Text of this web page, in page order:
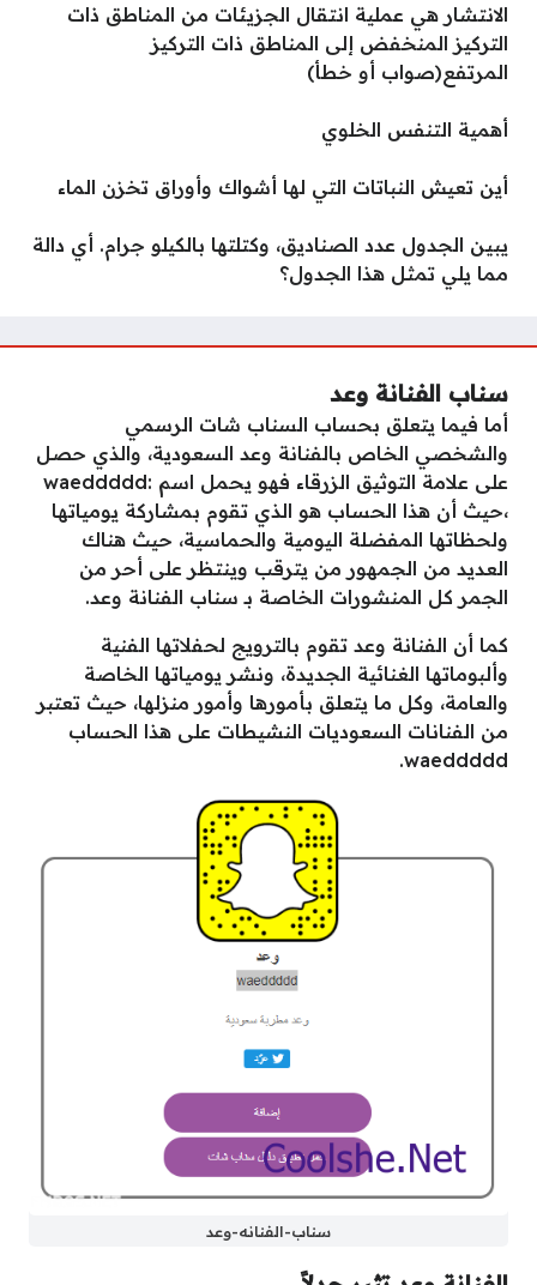
الانتشار هي عملية انتقال الجزيئات من المناطق ذات
التركيز المنخفض إلى المناطق ذات التركيز
المرتفع(صواب أو خطأ)
أهمية التنفس الخلوي
أين تعيش النباتات التي لها أشواك وأوراق تخزن الماء
يبين الجدول عدد الصناديق، وكتلتها بالكيلو جرام. أي دالة
مما يلي تمثل هذا الجدول؟
سناب الفنانة وعد
أما فيما يتعلق بحساب السناب شات الرسمي
والشخصي الخاص بالفنانة وعد السعودية، والذي حصل
على علامة التوثيق الزرقاء فهو يحمل اسم :waeddddd
،حيث أن هذا الحساب هو الذي تقوم بمشاركة يومياتها
ولحظاتها المفضلة اليومية والحماسية، حيث هناك
العديد من الجمهور من يترقب وينتظر على أحر من
الجمر كل المنشورات الخاصة بـ سناب الفنانة وعد.
كما أن الفنانة وعد تقوم بالترويج لحفلاتها الفنية
وألبوماتها الغنائية الجديدة، ونشر يومياتها الخاصة
والعامة، وكل ما يتعلق بأمورها وأمور منزلها، حيث تعتبر
من الفنانات السعوديات النشيطات على هذا الحساب
waeddddd.
سناب-الفنانه-وعد